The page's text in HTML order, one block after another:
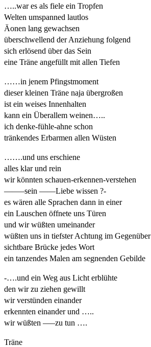
…..war es als fiele ein Tropfen
Welten umspanned lautlos
Äonen lang gewachsen
überschwellend der Anziehung folgend
sich erlösend über das Sein
eine Träne angefüllt mit allen Tiefen
……in jenem Pfingstmoment
dieser kleinen Träne naja übergroßen
ist ein weises Innenhalten
kann ein Überallem weinen…..
ich denke-fühle-ahne schon
tränkendes Erbarmen allen Wüsten
…….und uns erschiene
alles klar und rein
wir könnten schauen-erkennen-verstehen
——–sein ——Liebe wissen ?-
es wären alle Sprachen dann in einer
ein Lauschen öffnete uns Türen
und wir wüßten umeinander
wüßten uns in tiefster Achtung im Gegenüber
sichtbare Brücke jedes Wort
ein tanzendes Malen am segnenden Gebilde
-….und ein Weg aus Licht erblühte
den wir zu ziehen gewillt
wir verstünden einander
erkennten einander und …..
wir wüßten —–zu tun ….
Träne